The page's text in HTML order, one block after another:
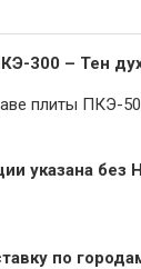
300 – Тен
плиты ПКЭ-
указана без
по